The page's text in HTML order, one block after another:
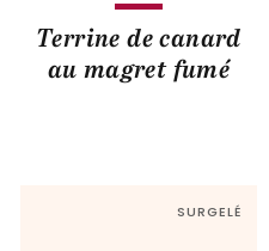
Terrine de canard
au magret fumé
SURGELÉ